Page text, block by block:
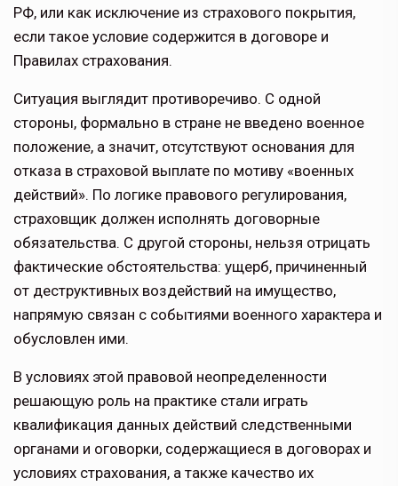
РФ, или как исключение из страхового покрытия,
если такое условие содер­жится в договоре и
Правилах страхо­вания.
Ситуация выглядит противоречиво. С одной
стороны, формально в стране не введено военное
положение, а зна­чит, отсутствуют основания для
отказа в страховой выплате по мотиву «воен­ных
действий». По логике правового регулирования,
страховщик должен исполнять договорные
обязательства. С другой стороны, нельзя отрицать
фактические обстоятельства: ущерб, причиненный
от деструктивных воздействий на имущество,
напрямую связан с событиями военного характе­ра и
обусловлен ими.
В условиях этой правовой неопреде­ленности
решающую роль на практике стали играть
квалификация данных действий следственными
органами и оговорки, содержащиеся в договорах и
условиях страхования, а также каче­ство их